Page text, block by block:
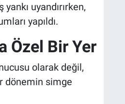
uyandırırken,
yapıldı.
Özel Bir Yer
olarak değil,
dönemin simge